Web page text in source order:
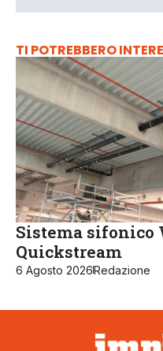
TI POTREBBERO
Sistema sifonico
Quickstream
6 Agosto 2026Redazione